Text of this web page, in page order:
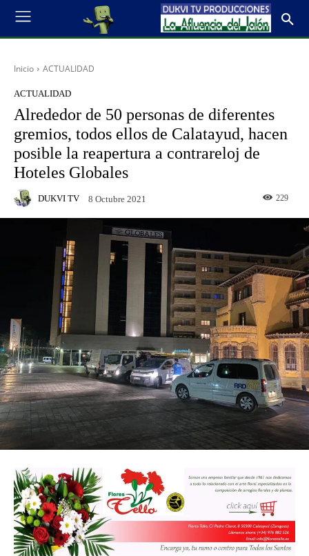
Inicio ACTUALIDAD
ACTUALIDAD
Alrededor de 50 personas de diferentes
gremios, todos ellos de Calatayud, hacen
posible la reapertura a contrareloj de
Hoteles Globales
DUKVI TV 8 Octubre 2021 229